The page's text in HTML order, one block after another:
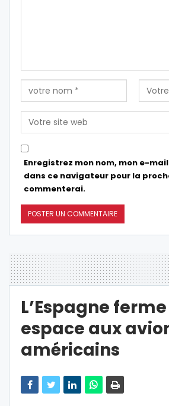
Enregistrez mon nom, mon e-
dans ce navigateur pour la
commenterai.
L’Espagne
espace aux
américains